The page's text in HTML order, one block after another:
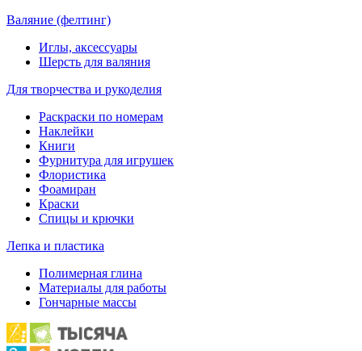
Валяние (фелтинг)
Иглы, аксессуары
Шерсть для валяния
Для творчества и рукоделия
Раскраски по номерам
Наклейки
Книги
Фурнитура для игрушек
Флористика
Фоамиран
Краски
Спицы и крючки
Лепка и пластика
Полимерная глина
Материалы для работы
Гончарные массы